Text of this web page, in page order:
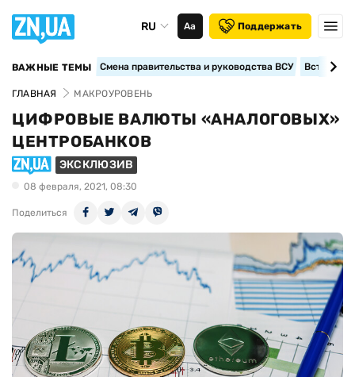
RU Аа Поддержать
ВАЖНЫЕ ТЕМЫ Смена правительства и руководства ВСУ
ГЛАВНАЯ МАКРОУРОВЕНЬ
ЦИФРОВЫЕ ВАЛЮТЫ «АНАЛОГОВЫХ»
ЦЕНТРОБАНКОВ
ЭКСКЛЮЗИВ
08 февраля, 2021, 08:30
Поделиться